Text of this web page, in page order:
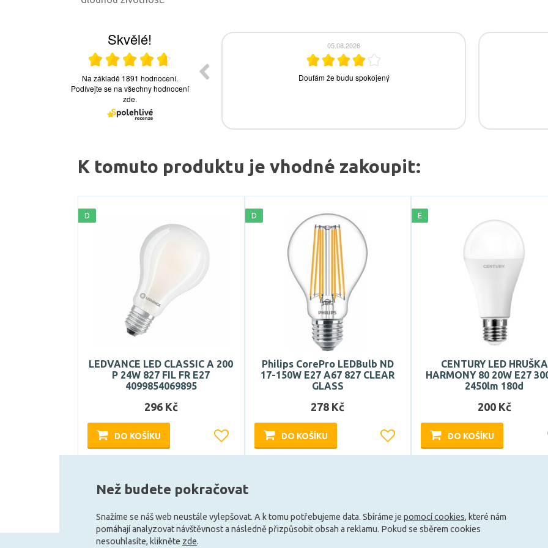
K tomuto produktu je vhodné zakoupit:
D
LEDVANCE LED CLASSIC A 200
P 24W 827 FIL FR E27
4099854069895
296 Kč
DO KOŠÍKU
D
Philips CorePro LEDBulb ND
17-150W E27 A67 827 CLEAR
GLASS
278 Kč
DO KOŠÍKU
E
CENTURY LED HRUŠKA
HARMONY 80 20W E27
2450lm 180d
200 Kč
DO KOŠÍKU
Než budete pokračovat
Snažíme se náš web neustále vylepšovat. A k tomu potřebujeme data. Sbíráme je pomocí cookies, které nám
pomáhají analyzovat návštěvnost a následně přizpůsobit obsah a reklamu. Pokud se sběrem cookies
nesouhlasíte, klikněte zde.